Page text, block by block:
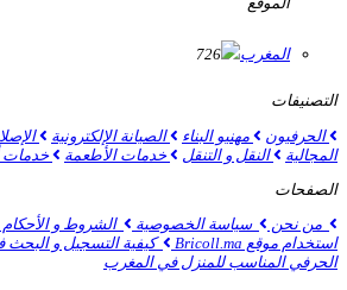
المغرب 726
التصنيفات
الحرفيون
مهنيو البناء الصيانة الإلكترونية
المجالية
النقل و التنقل خدمات الأطعمة
خدمات
الصفحات
من نحن
سياسة الخصوصية الشروط و الأحكام
استخدام موقع Bricoll.ma
كيفية التسجيل و البحث
الحرفي المناسب للمنزل في المغرب